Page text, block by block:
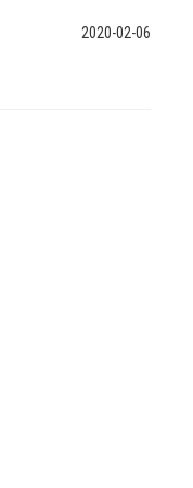
2020-02-06